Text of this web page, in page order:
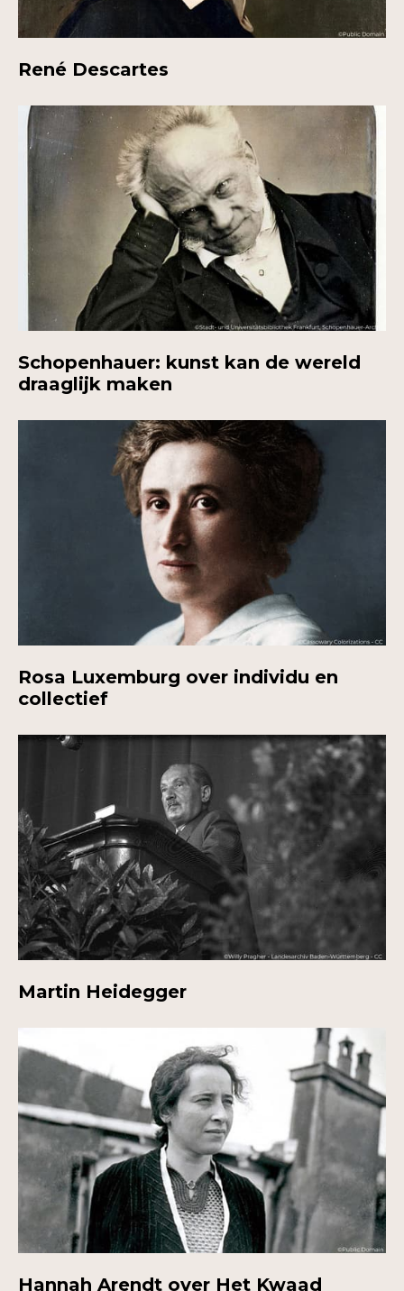
René Descartes
Schopenhauer: kunst kan de wereld
draaglijk maken
Rosa Luxemburg over individu en
collectief
Martin Heidegger
Hannah Arendt over Het Kwaad